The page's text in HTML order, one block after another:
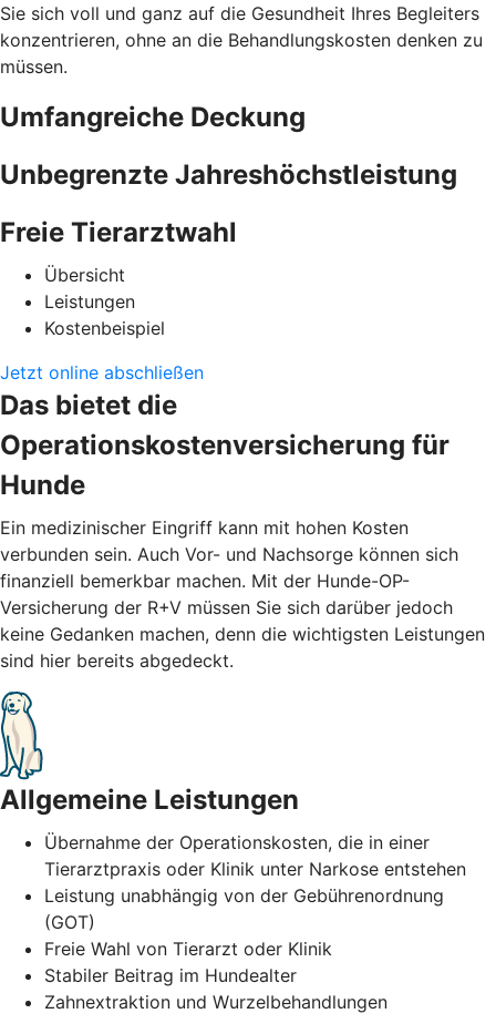
Sie sich voll und ganz auf die Gesundheit Ihres Begleiters
konzentrieren, ohne an die Behandlungskosten denken zu
müssen.
Umfangreiche Deckung
Unbegrenzte Jahreshöchstleistung
Freie Tierarztwahl
Übersicht
Leistungen
Kostenbeispiel
Jetzt online abschließen
Das bietet die
Operationskostenversicherung für
Hunde
Ein medizinischer Eingriff kann mit hohen Kosten
verbunden sein. Auch Vor- und Nachsorge können sich
finanziell bemerkbar machen. Mit der Hunde-OP-
Versicherung der R+V müssen Sie sich darüber jedoch
keine Gedanken machen, denn die wichtigsten Leistungen
sind hier bereits abgedeckt.
Allgemeine Leistungen
Übernahme der Operationskosten, die in einer
Tierarztpraxis oder Klinik unter Narkose entstehen
Leistung unabhängig von der Gebührenordnung
(GOT)
Freie Wahl von Tierarzt oder Klinik
Stabiler Beitrag im Hundealter
Zahnextraktion und Wurzelbehandlungen